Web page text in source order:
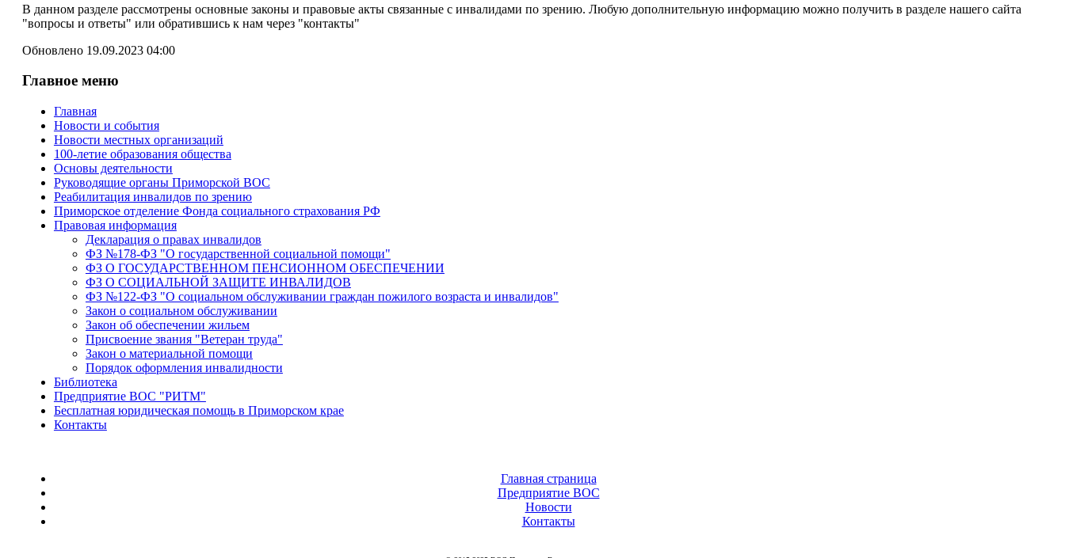
В данном разделе рассмотрены основные законы и правовые акты связанные с инвалидами по зрению. Любую дополнительную информацию можно получить в разделе нашего сайта
"вопросы и ответы" или обратившись к нам через "контакты"
Обновлено 19.09.2023 04:00
Главное меню
Главная
Новости и события
Новости местных организаций
100-летие образования общества
Основы деятельности
Руководящие органы Приморской ВОС
Реабилитация инвалидов по зрению
Приморское отделение Фонда социального страхования РФ
Правовая информация
Декларация о правах инвалидов
ФЗ №178-ФЗ "О государственной социальной помощи"
ФЗ О ГОСУДАРСТВЕННОМ ПЕНСИОННОМ ОБЕСПЕЧЕНИИ
ФЗ О СОЦИАЛЬНОЙ ЗАЩИТЕ ИНВАЛИДОВ
ФЗ №122-ФЗ "О социальном обслуживании граждан пожилого возраста и инвалидов"
Закон о социальном обслуживании
Закон об обеспечении жильем
Присвоение звания "Ветеран труда"
Закон о материальной помощи
Порядок оформления инвалидности
Библиотека
Предприятие ВОС "РИТМ"
Бесплатная юридическая помощь в Приморском крае
Контакты
Главная страница
Предприятие ВОС
Новости
Контакты